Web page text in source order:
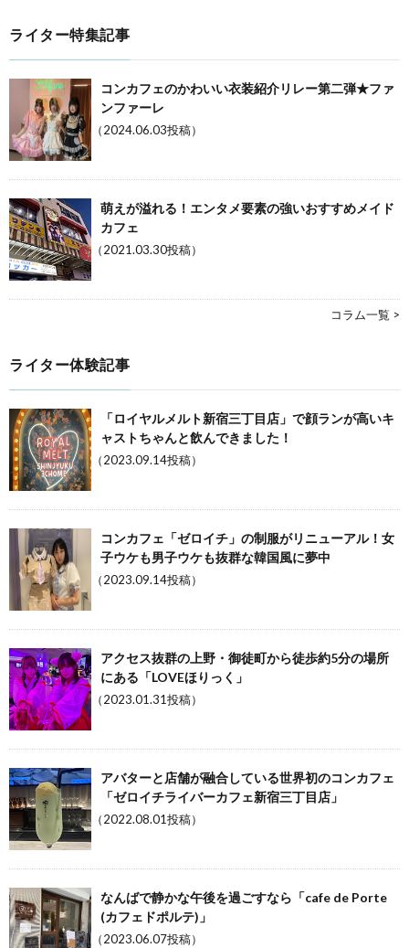
ライター特集記事
コンカフェのかわいい衣装紹介リレー第二弾★ファ
ンファーレ
（2024.06.03投稿）
萌えが溢れる！エンタメ要素の強いおすすめメイド
カフェ
（2021.03.30投稿）
コラム一覧 >
ライター体験記事
「ロイヤルメルト新宿三丁目店」で顔ランが高いキ
ャストちゃんと飲んできました！
（2023.09.14投稿）
コンカフェ「ゼロイチ」の制服がリニューアル！女
子ウケも男子ウケも抜群な韓国風に夢中
（2023.09.14投稿）
アクセス抜群の上野・御徒町から徒歩約5分の場所
にある「LOVEほりっく」
（2023.01.31投稿）
アバターと店舗が融合している世界初のコンカフェ
「ゼロイチライバーカフェ新宿三丁目店」
（2022.08.01投稿）
なんばで静かな午後を過ごすなら「cafe de Porte
(カフェドポルテ)」
（2023.06.07投稿）